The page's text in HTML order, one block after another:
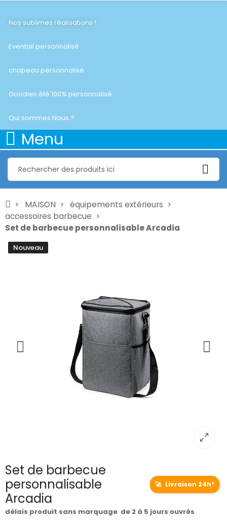
Nos sublimes réalisations !
Eventail personnalisé
chapeau personnalisé
Goodies été 100% personnalisé
Qui sommes Nous ?
Menu
MAISON
équipements extérieurs
accessoires barbecue
Set de barbecue personnalisable Arcadia
Nouveau
Set de barbecue
personnalisable
Arcadia
🚀 Livraison 24h*
délais produit sans marquage de 2 à 5 jours ouvrés